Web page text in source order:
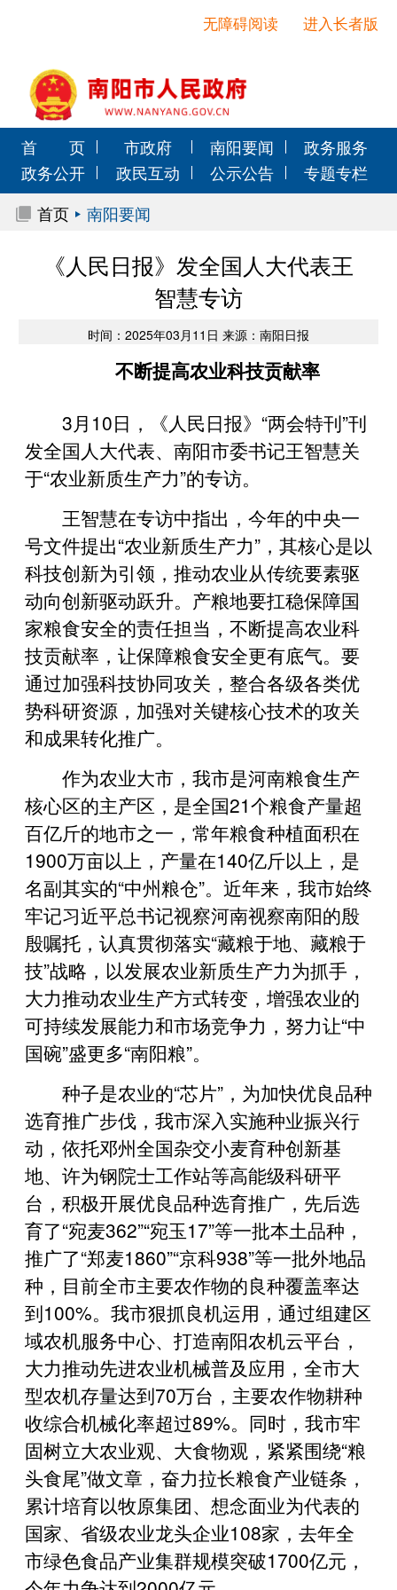
进入长者版
无障碍阅读
首 页 市政府 南阳要闻
政务服务
政务公开
政民互动 公示公告
专题专栏
首页
南阳要闻
《人民日报》发全国人大代表王
智慧专访
时间：2025年03月11日 来源：南阳日报
不断提高农业科技贡献率
3月10日，《人民日报》“两会特刊”刊
发全国人大代表、南阳市委书记王智慧关
于“农业新质生产力”的专访。
王智慧在专访中指出，今年的中央一
号文件提出“农业新质生产力”，其核心是以
科技创新为引领，推动农业从传统要素驱
动向创新驱动跃升。产粮地要扛稳保障国
家粮食安全的责任担当，不断提高农业科
技贡献率，让保障粮食安全更有底气。要
通过加强科技协同攻关，整合各级各类优
势科研资源，加强对关键核心技术的攻关
和成果转化推广。
作为农业大市，我市是河南粮食生产
核心区的主产区，是全国21个粮食产量超
百亿斤的地市之一，常年粮食种植面积在
1900万亩以上，产量在140亿斤以上，是
名副其实的“中州粮仓”。近年来，我市始终
牢记习近平总书记视察河南视察南阳的殷
殷嘱托，认真贯彻落实“藏粮于地、藏粮于
技”战略，以发展农业新质生产力为抓手，
大力推动农业生产方式转变，增强农业的
可持续发展能力和市场竞争力，努力让“中
国碗”盛更多“南阳粮”。
种子是农业的“芯片”，为加快优良品种
选育推广步伐，我市深入实施种业振兴行
动，依托邓州全国杂交小麦育种创新基
地、许为钢院士工作站等高能级科研平
台，积极开展优良品种选育推广，先后选
育了“宛麦362”“宛玉17”等一批本土品种，
推广了“郑麦1860”“京科938”等一批外地品
种，目前全市主要农作物的良种覆盖率达
到100%。我市狠抓良机运用，通过组建区
域农机服务中心、打造南阳农机云平台，
大力推动先进农业机械普及应用，全市大
型农机存量达到70万台，主要农作物耕种
收综合机械化率超过89%。同时，我市牢
固树立大农业观、大食物观，紧紧围绕“粮
头食尾”做文章，奋力拉长粮食产业链条，
累计培育以牧原集团、想念面业为代表的
国家、省级农业龙头企业108家，去年全
市绿色食品产业集群规模突破1700亿元，